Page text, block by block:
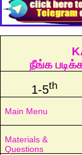
நீங்க
1-5th
Main Menu
Materials &
Questions